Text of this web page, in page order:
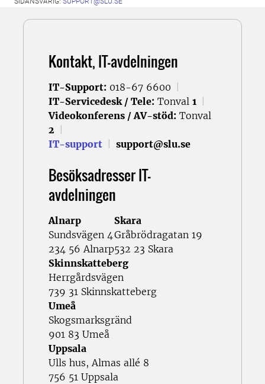
Kontakt, IT-avdelningen
IT-Support: 018-67 6600
IT-Servicedesk / Tele: Tonval 1
Videokonferens / AV-stöd: Tonval
2
IT-support
support@slu.se
Besöksadresser IT-
avdelningen
Alnarp
Sundsvägen 4
234 56 Alnarp
Skara
Gråbrödragatan 19
532 23 Skara
Skinnskatteberg
Herrgårdsvägen
739 31 Skinnskatteberg
Umeå
Skogsmarksgränd
901 83 Umeå
Uppsala
Ulls hus, Almas allé 8
756 51 Uppsala